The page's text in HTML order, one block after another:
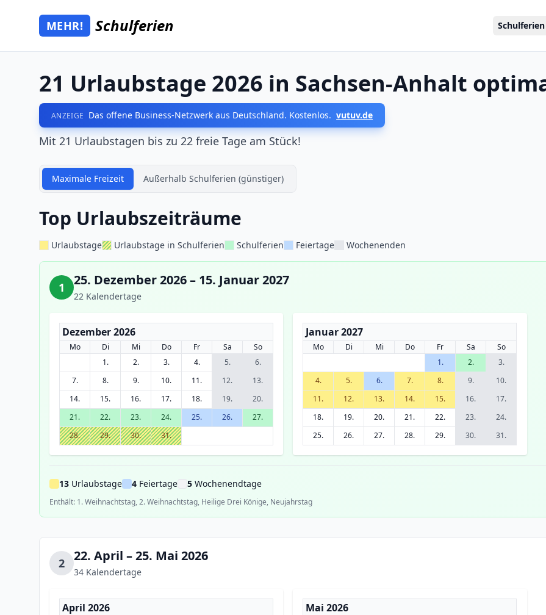
Zum Hauptinhalt springen
Mehr Schulferien
MEHR! Schulferien Schulferien
21 Urlaubstage 2026 in Sachsen-Anhalt
ANZEIGE Das offene Business-Netzwerk aus Deutschland. Kostenlos. vutuv.de
Mit 21 Urlaubstagen bis zu 22 freie Tage am Stück!
Maximale Freizeit Außerhalb Schulferien (günstiger)
Top Urlaubszeiträume
Urlaubstage Urlaubstage in Schulferien Schulferien Feiertage Wochenenden
1 25. Dezember 2026 – 15. Januar 2027
22 Kalendertage
Dezember 2026
Mo Di Mi Do Fr Sa
So
1.
2. 3. 4. 5.
6.
7.
8. 9. 10. 11. 12.
13.
14.
15. 16. 17. 18. 19.
20.
21.
22. 23. 24. 25. 26.
27.
28.
29. 30. 31.
Januar 2027
Mo Di Mi Do Fr Sa
So
1.
2.
3.
4.
5. 6. 7. 8. 9.
10.
11.
12. 13. 14. 15. 16.
17.
18.
19. 20. 21. 22. 23.
24.
25.
26. 27. 28. 29. 30. 31.
13 Urlaubstage 4 Feiertage 5 Wochenendtage
Enthält: 1. Weihnachtstag, 2. Weihnachtstag, Heilige Drei Könige, Neujahrstag
2 22. April – 25. Mai 2026
34 Kalendertage
April 2026 Mai 2026